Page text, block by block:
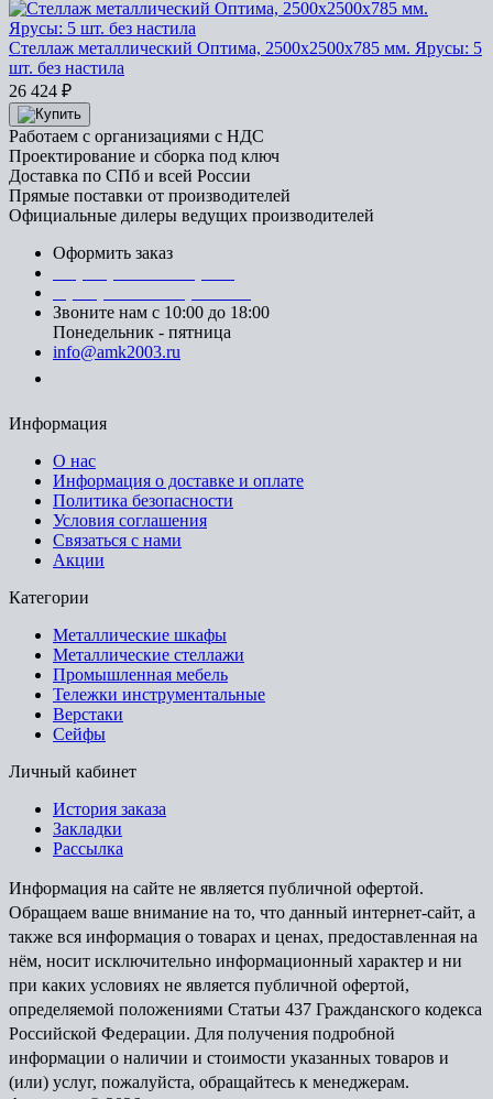
Стеллаж металлический Оптима, 2500x2500x785 мм. Ярусы: 5
шт. без настила
26 424 ₽
Работаем с организациями с НДС
Проектирование и сборка под ключ
Доставка по СПб и всей России
Прямые поставки от производителей
Официальные дилеры ведущих производителей
Оформить заказ
Звоните нам с 10:00 до 18:00
Понедельник - пятница
info@amk2003.ru
Информация
О нас
Информация о доставке и оплате
Политика безопасности
Условия соглашения
Связаться с нами
Акции
Категории
Металлические шкафы
Металлические стеллажи
Промышленная мебель
Тележки инструментальные
Верстаки
Сейфы
Личный кабинет
История заказа
Закладки
Рассылка
Информация на сайте не является публичной офертой.
Обращаем ваше внимание на то, что данный интернет-сайт, а
также вся информация о товарах и ценах, предоставленная на
нём, носит исключительно информационный характер и ни
при каких условиях не является публичной офертой,
определяемой положениями Статьи 437 Гражданского кодекса
Российской Федерации. Для получения подробной
информации о наличии и стоимости указанных товаров и
(или) услуг, пожалуйста, обращайтесь к менеджерам.